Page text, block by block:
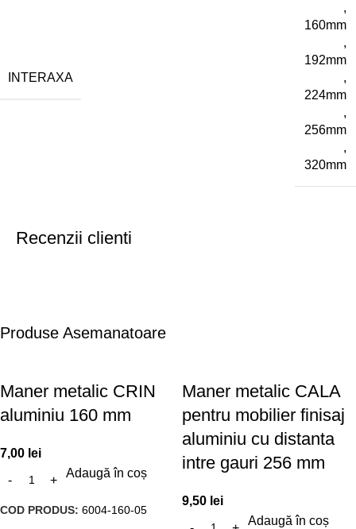
INTERAXA
,
160mm
,
192mm
,
224mm
,
256mm
,
320mm
Recenzii clienti
Produse Asemanatoare
Maner metalic CRIN
aluminiu 160 mm
7,00 lei
Adaugă în coș
COD PRODUS: 6004-160-05
Maner metalic CALA
pentru mobilier finisaj
aluminiu cu distanta
intre gauri 256 mm
9,50 lei
Adaugă în coș